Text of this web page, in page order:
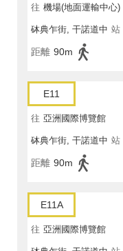
往 機場(地面運輸中心)
砵典乍街, 干諾道中 站
距離 90m
E11
往 亞洲國際博覽館
砵典乍街, 干諾道中 站
距離 90m
E11A
往 亞洲國際博覽館